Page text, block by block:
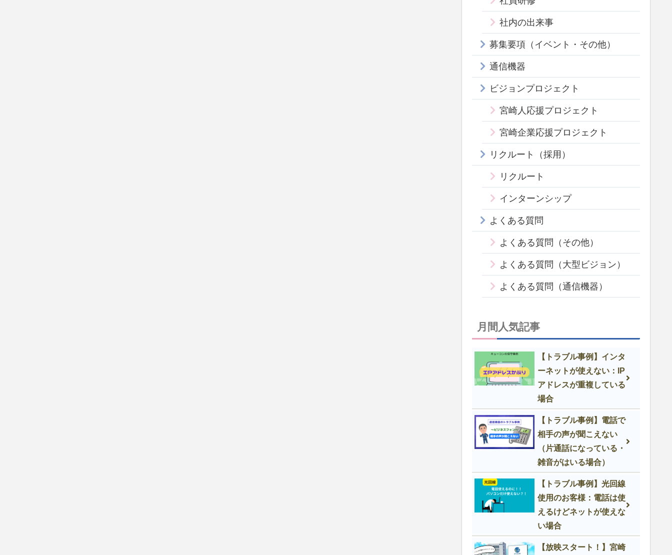
社内の出来事
募集要項（イベント・その他）
通信機器
ビジョンプロジェクト
宮崎人応援プロジェクト
宮崎企業応援プロジェクト
リクルート（採用）
リクルート
インターンシップ
よくある質問
よくある質問（その他）
よくある質問（大型ビジョン）
よくある質問（通信機器）
月間人気記事
【トラブル事例】インタ
ーネットが使えない：IP
アドレスが重複している
場合
【トラブル事例】電話で
相手の声が聞こえない
（片通話になっている・
雑音がはいる場合）
【トラブル事例】光回線
使用のお客様：電話は使
えるけどネットが使えな
い場合
【放映スタート！】宮崎